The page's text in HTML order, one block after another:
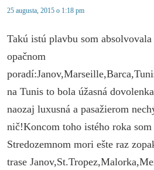
25 augusta, 2015 o 1:18 pm
Takú istú plavbu som
opačnom
na Tunis to bola úžasná
naozaj luxusná a pasažierom
nič!Koncom toho istého roka
Stredozemnom mori ešte raz
trase